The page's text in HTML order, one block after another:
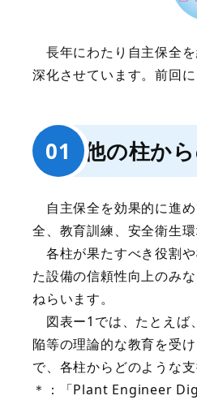
長年にわたり自主保全
深化させています。前回
他の柱か
自主保全を効果的に進
全、教育訓練、安全衛生
各柱が果たすべき役割
た設備の信頼性向上のみ
ねらいます。
図表ー1では、たとえば
陥等の理論的な教育を受
で、各柱からどのような
＊：「Plant Engineer